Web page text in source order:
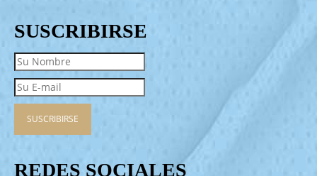
SUSCRIBIRSE
REDES SOCIALES